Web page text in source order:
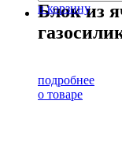
в корзину
Блок из
подробнее
о товаре